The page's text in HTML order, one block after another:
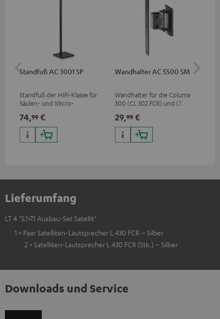
Standfuß AC 3001 SP
Standfuß der HiFi-Klasse für
Säulen- und Micro-
74,99 €
Wandhalter AC 5500 SM
Wandhalter für die Columa
300 (CL 302 FCR) und LT 4 (L
29,99 €
Lieferumfang
LT 4 "5.1>7.1 Ausbau-Set Satellit"
1 × Paar Satelliten-Lautsprecher L 430 FCR – Silber
2 × Satelliten-Lautsprecher L 430 FCR (Stk.) – Silber
Downloads und Service